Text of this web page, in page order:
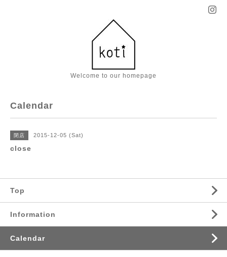
Welcome to our homepage
Calendar
閉店 2015-12-05 (Sat)
close
Top
Information
Calendar